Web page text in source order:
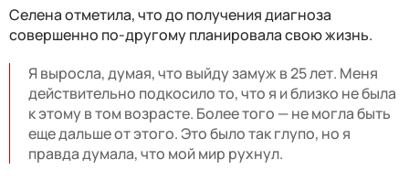
Селена отметила, что до получения диагноза
совершенно по-другому планировала свою жизнь.
Я выросла, думая, что выйду замуж в 25 лет. Меня
действительно подкосило то, что я и близко не была
к этому в том возрасте. Более того — не могла быть
еще дальше от этого. Это было так глупо, но я
правда думала, что мой мир рухнул.